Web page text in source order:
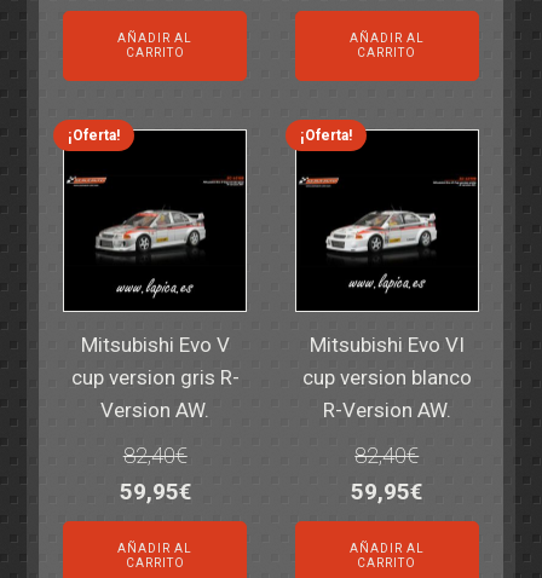
precio
original
era:
14,30€.
precio
actual
es:
11,25€.
AÑADIR AL
CARRITO
precio
original
era:
6,00€.
precio
actual
es:
4,50€.
AÑADIR AL
CARRITO
¡Oferta!
Mitsubishi Evo V
cup version gris R-
Version AW.
82,40€
El
precio
original
59,95€El
precio
AÑADIR AL
CARRITO
¡Oferta!
Mitsubishi Evo VI
cup version blanco
R-Version AW.
82,40€
El
precio
original
59,95€El
precio
AÑADIR AL
CARRITO